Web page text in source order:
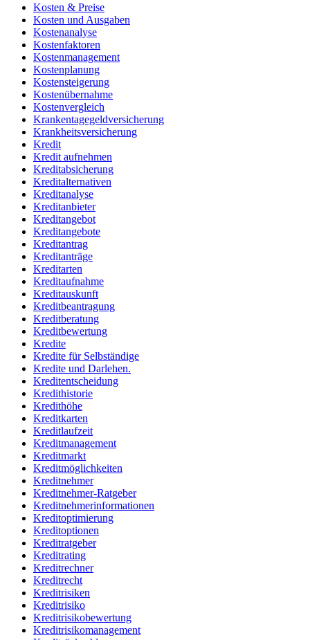
Kosten & Preise
Kosten und Ausgaben
Kostenanalyse
Kostenfaktoren
Kostenmanagement
Kostenplanung
Kostensteigerung
Kostenübernahme
Kostenvergleich
Krankentagegeldversicherung
Krankheitsversicherung
Kredit
Kredit aufnehmen
Kreditabsicherung
Kreditalternativen
Kreditanalyse
Kreditanbieter
Kreditangebot
Kreditangebote
Kreditantrag
Kreditanträge
Kreditarten
Kreditaufnahme
Kreditauskunft
Kreditbeantragung
Kreditberatung
Kreditbewertung
Kredite
Kredite für Selbständige
Kredite und Darlehen.
Kreditentscheidung
Kredithistorie
Kredithöhe
Kreditkarten
Kreditlaufzeit
Kreditmanagement
Kreditmarkt
Kreditmöglichkeiten
Kreditnehmer
Kreditnehmer-Ratgeber
Kreditnehmerinformationen
Kreditoptimierung
Kreditoptionen
Kreditratgeber
Kreditrating
Kreditrechner
Kreditrecht
Kreditrisiken
Kreditrisiko
Kreditrisikobewertung
Kreditrisikomanagement